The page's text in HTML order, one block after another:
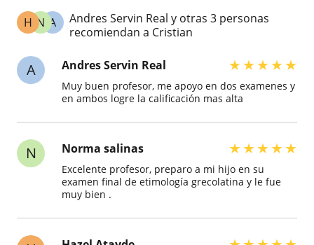
A
N
H
Andres Servin Real y otras 3 personas
recomiendan a Cristian
A Andres Servin Real ★★★★★
Muy buen profesor, me apoyo en dos examenes y
en ambos logre la calificación mas alta
N Norma salinas ★★★★★
Excelente profesor, preparo a mi hijo en su
examen final de etimología grecolatina y le fue
muy bien .